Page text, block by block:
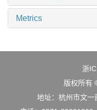
Metrics
浙
版权所有
地址：杭州市文